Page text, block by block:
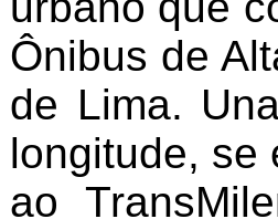
Ônibus de
de Lima.
longitude, se
ao